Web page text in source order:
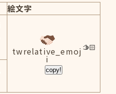
絵文字
twrelative_emoj
i
copy!